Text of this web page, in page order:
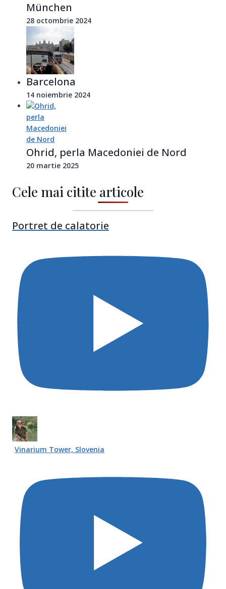
München
28 octombrie 2024
Barcelona
14 noiembrie 2024
Ohrid, perla Macedoniei de Nord
20 martie 2025
Cele mai citite articole
Portret de calatorie
Vinarium Tower, Slovenia